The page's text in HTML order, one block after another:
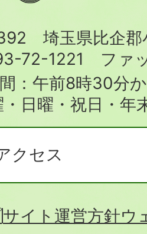
役
場
埼玉県比企郡
72-1221
ファ
：午前8時30分
・日曜・祝日・年
クセス
サイト運営方針ウ